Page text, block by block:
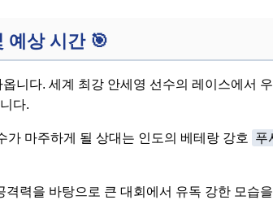
예상 시간🎯
니다. 세계 최강 안세영 선수의 레이스에서
다.
마주하게 될 상대는 인도의 베테랑 강호
푸
력을 바탕으로 큰 대회에서 유독 강한 모습